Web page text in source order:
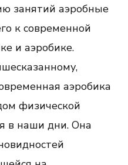
занятий аэробные
к современной
и аэробике.
аэробика
физической
в наши дни. Она